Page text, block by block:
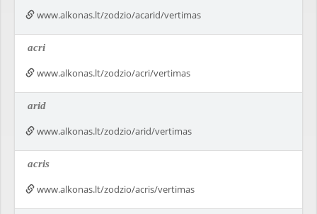
www.alkonas.lt/zodzio/acarid/vertimas
acri
www.alkonas.lt/zodzio/acri/vertimas
arid
www.alkonas.lt/zodzio/arid/vertimas
acris
www.alkonas.lt/zodzio/acris/vertimas